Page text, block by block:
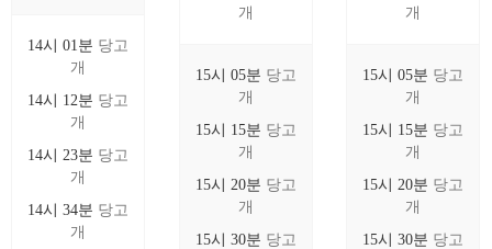
14시 01분 당고
개
14시 12분 당고
개
14시 23분 당고
개
14시 34분 당고
개
개
15시 05분 당고
개
15시 15분 당고
개
15시 20분 당고
개
15시 30분 당고
개
15시 05분 당고
개
15시 15분 당고
개
15시 20분 당고
개
15시 30분 당고